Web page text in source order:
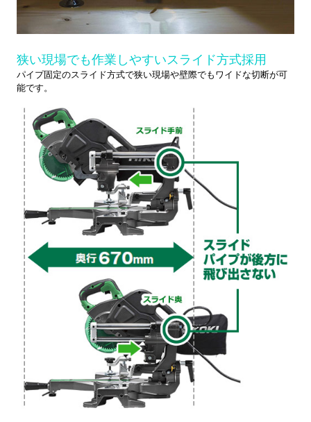
狭い現場でも作業しやすいスライド方式採用
パイプ固定のスライド方式で狭い現場や壁際でもワイドな切断が可
能です。